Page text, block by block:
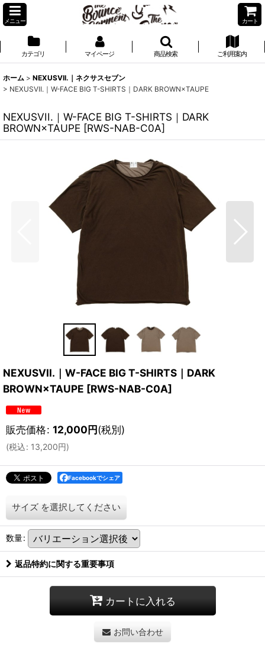
メニュー カート
カテゴリ マイページ 商品検索 ご利用案内
ホーム > NEXUSVII.｜ネクサスセブン
> NEXUSVII.｜W-FACE BIG T-SHIRTS｜DARK BROWN×TAUPE
NEXUSVII.｜W-FACE BIG T-SHIRTS｜DARK
BROWN×TAUPE [RWS-NAB-C0A]
NEXUSVII.｜W-FACE BIG T-SHIRTS｜DARK
BROWN×TAUPE [RWS-NAB-C0A]
販売価格: 12,000円(税別)
(税込: 13,200円)
Facebookでシェア
サイズ を選択してください
数量:
返品特約に関する重要事項
カートに入れる
お問い合わせ